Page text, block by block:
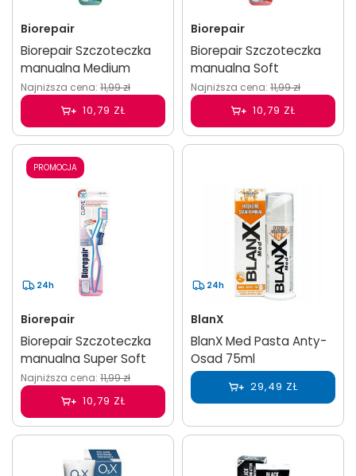
Biorepair
Biorepair Szczoteczka
manualna Medium
Najniższa cena: 11,99 zł
10,79 ZŁ
Biorepair
Biorepair Szczoteczka
manualna Soft
Najniższa cena: 11,99 zł
10,79 ZŁ
PROMOCJA
24h
Biorepair
Biorepair Szczoteczka
manualna Super Soft
Najniższa cena: 11,99 zł
10,79 ZŁ
24h
BlanX
BlanX Med Pasta Anty-
Osad 75ml
29,49 ZŁ